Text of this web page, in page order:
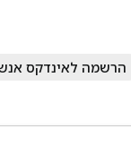
הרשמה לאינדקס